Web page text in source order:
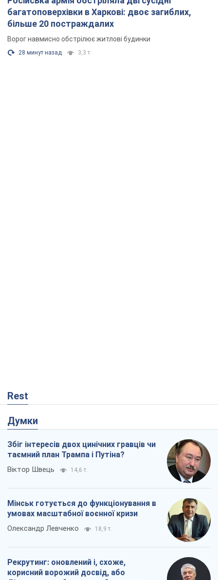
багатоповерхівки в Харкові: двоє загиблих,
більше 20 постраждалих
Ворог навмисно обстрілює житлові будинки
28 минут назад 3,3 т.
Rest
Думки
Збіг інтересів двох цинічних гравців чи
таємний план Трампа і Путіна?
Віктор Швець 14,6 т.
Мінськ готується до функціонування в
умовах масштабної воєнної кризи
Олександр Левченко 18,9 т.
Рекрутинг: оновлений і, схоже,
корисний ворожий досвід, або